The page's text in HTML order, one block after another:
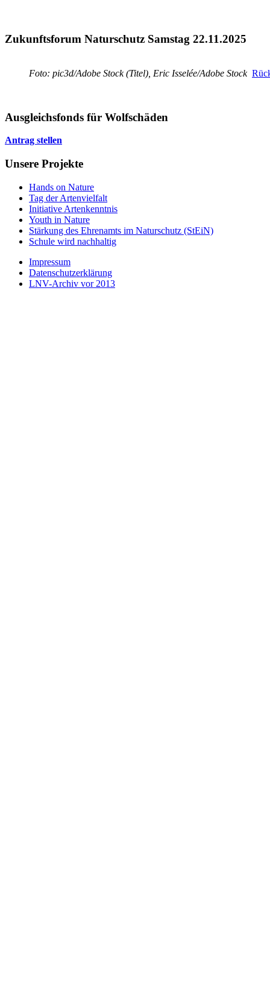
Zukunftsforum Naturschutz Samstag 22.11.2025
Foto: pic3d/Adobe Stock (Titel), Eric Isselée/Adobe Stock
Ausgleichsfonds für Wolfschäden
Antrag stellen
Unsere Projekte
Hands on Nature
Tag der Artenvielfalt
Initiative Artenkenntnis
Youth in Nature
Stärkung des Ehrenamts im Naturschutz (StEiN)
Schule wird nachhaltig
Impressum
Datenschutzerklärung
LNV-Archiv vor 2013